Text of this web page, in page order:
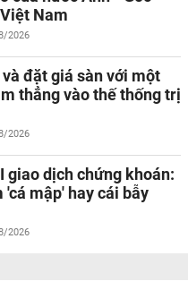
Nam
2026
và đặt giá sàn với một
thẳng vào thế thống trị
2026
giao dịch chứng khoán:
'cá mập' hay cái bẫy
2026